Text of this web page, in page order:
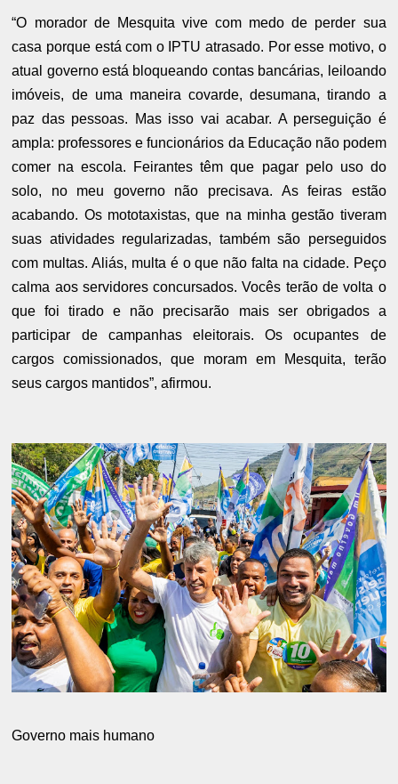
“O morador de Mesquita vive com medo de perder sua
casa porque está com o IPTU atrasado. Por esse motivo, o
atual governo está bloqueando contas bancárias, leiloando
imóveis, de uma maneira covarde, desumana, tirando a
paz das pessoas. Mas isso vai acabar. A perseguição é
ampla: professores e funcionários da Educação não podem
comer na escola. Feirantes têm que pagar pelo uso do
solo, no meu governo não precisava. As feiras estão
acabando. Os mototaxistas, que na minha gestão tiveram
suas atividades regularizadas, também são perseguidos
com multas. Aliás, multa é o que não falta na cidade. Peço
calma aos servidores concursados. Vocês terão de volta o
que foi tirado e não precisarão mais ser obrigados a
participar de campanhas eleitorais. Os ocupantes de
cargos comissionados, que moram em Mesquita, terão
seus cargos mantidos”, afirmou.
Governo mais humano